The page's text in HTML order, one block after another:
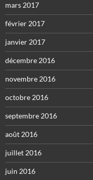
mars 2017
février 2017
janvier 2017
décembre 2016
novembre 2016
octobre 2016
septembre 2016
août 2016
juillet 2016
juin 2016